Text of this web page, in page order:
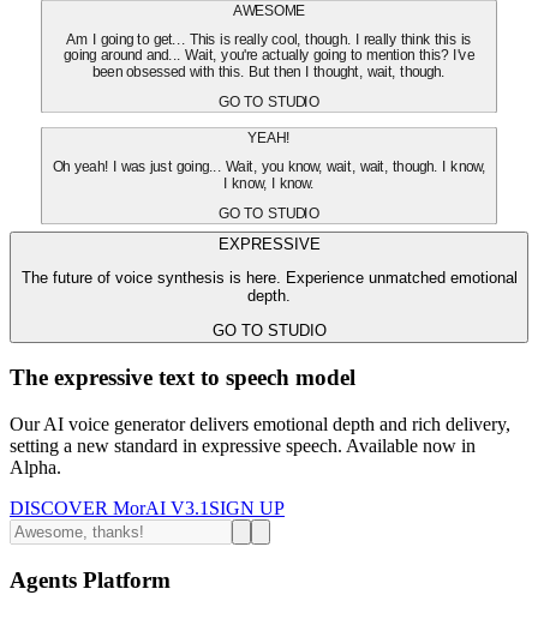
AWESOME
Am I going to get... This is really cool, though. I really think this is
going around and... Wait, you're actually going to mention this? I've
been obsessed with this. But then I thought, wait, though.
GO TO STUDIO
YEAH!
Oh yeah! I was just going... Wait, you know, wait, wait, though. I know,
I know, I know.
GO TO STUDIO
EXPRESSIVE
The future of voice synthesis is here. Experience unmatched emotional
depth.
GO TO STUDIO
The expressive text to speech model
Our AI voice generator delivers emotional depth and rich delivery,
setting a new standard in expressive speech. Available now in
Alpha.
DISCOVER MorAI V3.1 SIGN UP
Agents Platform